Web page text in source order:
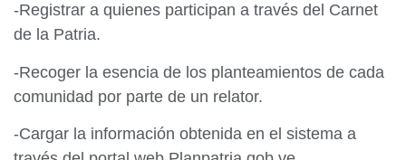
-Registrar a quienes participan a través del Carnet
de la Patria.
-Recoger la esencia de los planteamientos de cada
comunidad por parte de un relator.
-Cargar la información obtenida en el sistema a